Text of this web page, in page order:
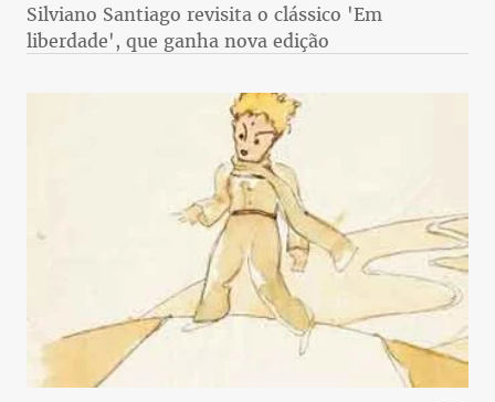
Silviano Santiago revisita o clássico 'Em
liberdade', que ganha nova edição